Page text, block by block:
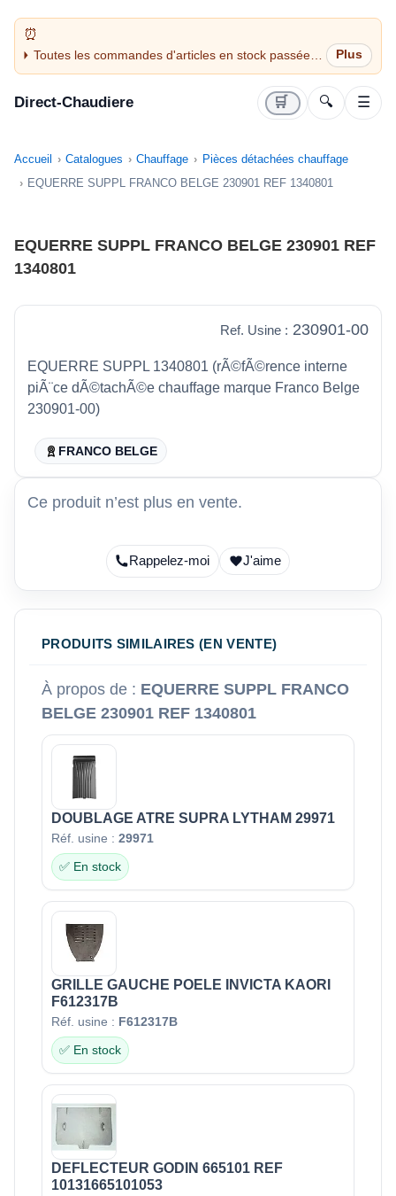
Toutes les commandes d'articles en stock passées
avant 14H sont expédiées le jour même (jours
Direct-Chaudiere 🛒 🔍 ☰
Accueil Catalogues Chauffage
Pièces détachées chauffage
EQUERRE SUPPL FRANCO BELGE 230901 REF 1340801
EQUERRE SUPPL FRANCO BELGE 230901 REF
1340801
Ref. Usine : 230901-00
EQUERRE SUPPL 1340801 (rÃ©fÃ©rence interne
piÃ¨ce dÃ©tachÃ©e chauffage marque Franco Belge
230901-00)
FRANCO BELGE
Ce produit n’est plus en vente.
Rappelez-moi J'aime
PRODUITS SIMILAIRES (EN VENTE)
À propos de : EQUERRE SUPPL FRANCO
BELGE 230901 REF 1340801
DOUBLAGE ATRE SUPRA LYTHAM 29971
Réf. usine : 29971
✅ En stock
GRILLE GAUCHE POELE INVICTA KAORI
F612317B
Réf. usine : F612317B
✅ En stock
DEFLECTEUR GODIN 665101 REF
10131665101053